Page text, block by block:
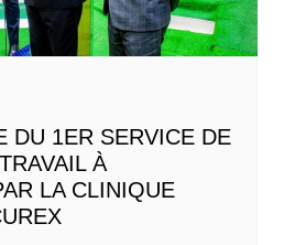
DU 1ER SERVICE DE
À
LA CLINIQUE